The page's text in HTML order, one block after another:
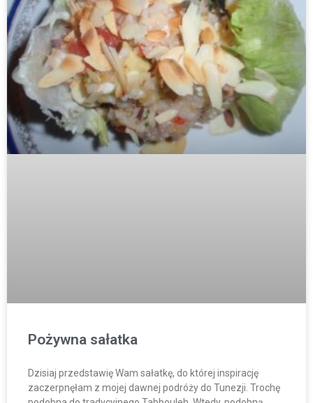
Pożywna sałatka
Dzisiaj przedstawię Wam sałatkę, do której inspirację
zaczerpnęłam z mojej dawnej podróży do Tunezji. Trochę